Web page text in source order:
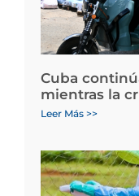
Cuba
mientras la
Leer Más >>